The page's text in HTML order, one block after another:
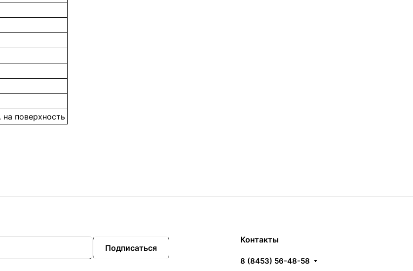
на поверхность
Подписаться
Контакты
8 (8453) 56-48-58